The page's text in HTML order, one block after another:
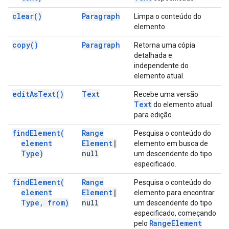
clear( ) Paragraph
Limpa o conteúdo do
elemento.
copy( ) Paragraph
Retorna uma cópia
detalhada e
independente do
elemento atual.
editAsText( ) Text Recebe uma versão
Textdo elemento atual
para edição.
findElement(
element
Type)
Range
Element |
null
Pesquisa o conteúdo do
elemento em busca de
um descendente do tipo
especificado.
findElement(
element
Type , from)
Range
Element |
null
Pesquisa o conteúdo do
elemento para encontrar
um descendente do tipo
especificado, começando
pelo RangeElement